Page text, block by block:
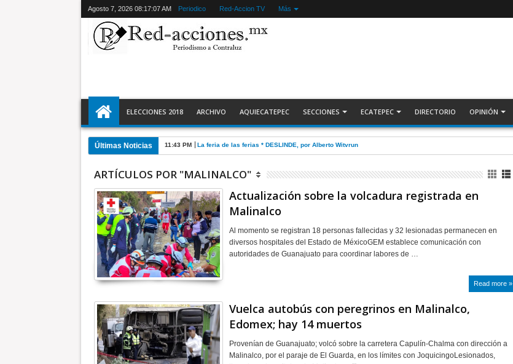
Agosto 7, 2026 08:17:08 AM Periodico Red-Accion TV Más
ELECCIONES 2018 ARCHIVO AQUIECATEPEC SECCIONES ECATEPEC DIRECTORIO OPINIÓN
Últimas Noticias 11:28 PM Ecatepec detiene a 2 y recuperan auto robado tras operativo con Tecámac +Video | INFORMATIVA
ARTÍCULOS POR "MALINALCO"
Actualización sobre la volcadura registrada en
Malinalco
Al momento se registran 18 personas fallecidas y 32 lesionadas permanecen en
diversos hospitales del Estado de MéxicoGEM establece comunicación con
autoridades de Guanajuato para coordinar labores de …
Read more »
Vuelca autobús con peregrinos en Malinalco,
Edomex; hay 14 muertos
Provenían de Guanajuato; volcó sobre la carretera Capulín-Chalma con dirección a
Malinalco, por el paraje de El Guarda, en los límites con JoquicingoLesionados,